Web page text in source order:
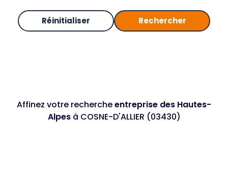
Réinitialiser Rechercher
Affinez votre rechercheentreprise des Hautes-
Alpesà COSNE-D'ALLIER (03430)